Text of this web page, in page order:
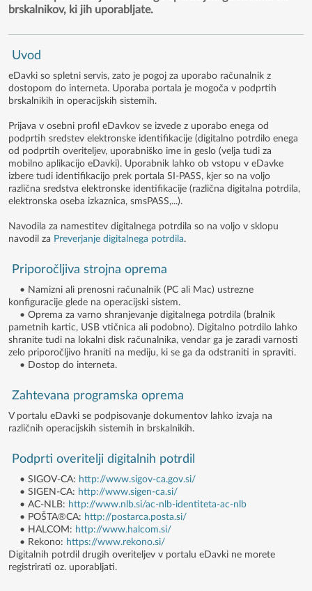
brskalnikov, ki jih uporabljate.
Uvod
eDavki so spletni servis, zato je pogoj za uporabo računalnik z
dostopom do interneta. Uporaba portala je mogoča v podprtih
brskalnikih in operacijskih sistemih.
Prijava v osebni profil eDavkov se izvede z uporabo enega od
podprtih sredstev elektronske identifikacije (digitalno potrdilo enega
od podprtih overiteljev, uporabniško ime in geslo (velja tudi za
mobilno aplikacijo eDavki). Uporabnik lahko ob vstopu v eDavke
izbere tudi identifikacijo prek portala SI-PASS, kjer so na voljo
različna sredstva elektronske identifikacije (različna digitalna potrdila,
elektronska oseba izkaznica, smsPASS,...).
Navodila za namestitev digitalnega potrdila so na voljo v sklopu
navodil za Preverjanje digitalnega potrdila.
Priporočljiva strojna oprema
• Namizni ali prenosni računalnik (PC ali Mac) ustrezne
konfiguracije glede na operacijski sistem.
• Oprema za varno shranjevanje digitalnega potrdila (bralnik
pametnih kartic, USB vtičnica ali podobno). Digitalno potrdilo lahko
shranite tudi na lokalni disk računalnika, vendar ga je zaradi varnosti
zelo priporočljivo hraniti na mediju, ki se ga da odstraniti in spraviti.
• Dostop do interneta.
Zahtevana programska oprema
V portalu eDavki se podpisovanje dokumentov lahko izvaja na
različnih operacijskih sistemih in brskalnikih.
Podprti overitelji digitalnih potrdil
• SIGOV-CA: http://www.sigov-ca.gov.si/
• SIGEN-CA: http://www.sigen-ca.si/
• AC-NLB: http://www.nlb.si/ac-nlb-identiteta-ac-nlb
• POŠTA®CA: http://postarca.posta.si/
• HALCOM: http://www.halcom.si/
• Rekono: https://www.rekono.si/
Digitalnih potrdil drugih overiteljev v portalu eDavki ne morete
registrirati oz. uporabljati.